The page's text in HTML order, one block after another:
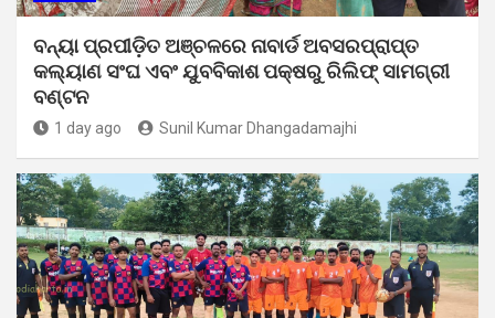
ବନ୍ୟା ପ୍ରପୀଡ଼ିତ ଅଞ୍ଚଳରେ ନାବାର୍ଡ ଅବସରପ୍ରାପ୍ତ
କଲ୍ୟାଣ ସଂଘ ଏବଂ ଯୁବବିକାଶ ପକ୍ଷରୁ ରିଲିଫ୍ ସାମଗ୍ରୀ
ବଣ୍ଟନ
1 day ago Sunil Kumar Dhangadamajhi